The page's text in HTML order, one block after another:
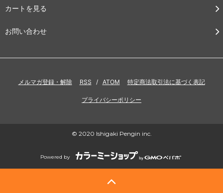
カートを見る
お問い合わせ
メルマガ登録・解除 RSS / ATOM 特定商法取引法に基づく表記
プライバシーポリシー
© 2020 Ishigaki Pengin inc.
Powered by